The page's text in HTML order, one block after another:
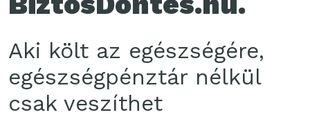
Aki költ az egészségére,
egészségpénztár nélkül
csak veszíthet